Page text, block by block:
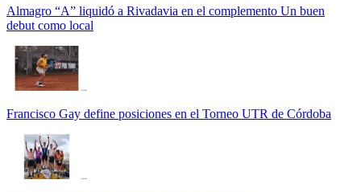
Almagro “A” liquidó a Rivadavia en el complemento Un buen
debut como local
Francisco Gay define posiciones en el Torneo UTR de Córdoba